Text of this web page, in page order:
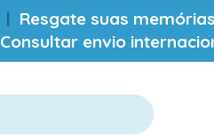
| Resgate suas
Consultar envio